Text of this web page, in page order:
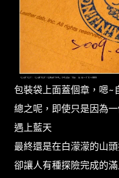
包裝袋上面蓋個章，嗯~
總之呢，即使只是因為
遇上藍天
最終還是在白濛濛的山
卻讓人有種探險完成的